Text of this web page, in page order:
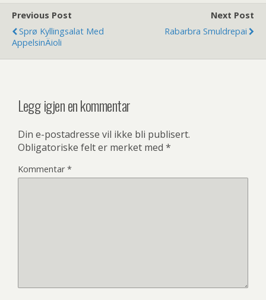
Previous Post
Sprø Kyllingsalat Med
AppelsinÄioli
Next Post
Rabarbra Smuldrepai
Legg igjen en kommentar
Din e-postadresse vil ikke bli publisert.
Obligatoriske felt er merket med *
Kommentar*